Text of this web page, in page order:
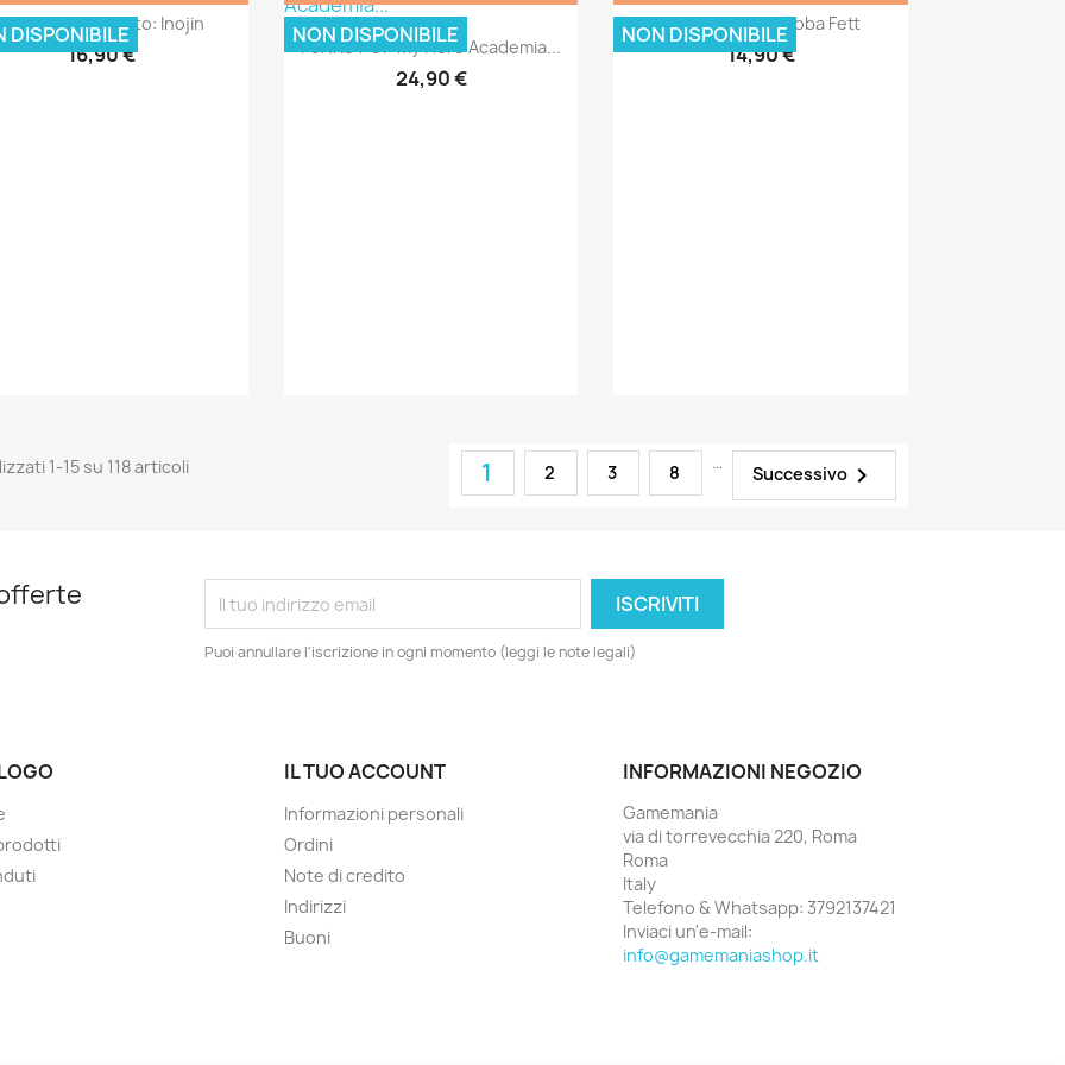
Anteprima
POP Boruto: Inojin
16,90 €
DISPONIBILE
Anteprima
FUNKO POP My Hero Academia...
24,90 €
NON DISPONIBILE
Anteprima
POP Star Wars Boba Fett
14,90 €
NON DISPONIBILE
1-15 su 118 articoli 1 2 3 …
8 Successivo
Puoi annullare l'iscrizione in ogni momento (leggi le note legali)
IL TUO ACCOUNT
Informazioni personali
Ordini
Note di credito
Indirizzi
Buoni
INFORMAZIONI NEGOZIO
Gamemania
via di torrevecchia 220, Roma
Roma
Italy
Telefono & Whatsapp: 3792137421
Inviaci un'e-mail:
info@gamemaniashop.it